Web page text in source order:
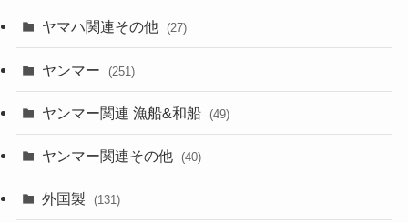
ヤマハ関連その他 (27)
ヤンマー (251)
ヤンマー関連 漁船&和船 (49)
ヤンマー関連その他 (40)
外国製 (131)